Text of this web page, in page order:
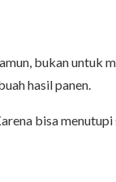
bukan untuk
hasil panen.
bisa